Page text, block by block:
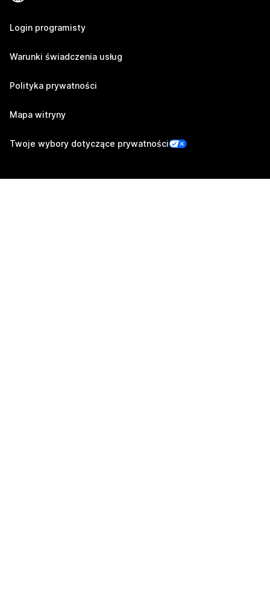
Login programisty
Warunki świadczenia usług
Polityka prywatności
Mapa witryny
Twoje wybory dotyczące prywatności